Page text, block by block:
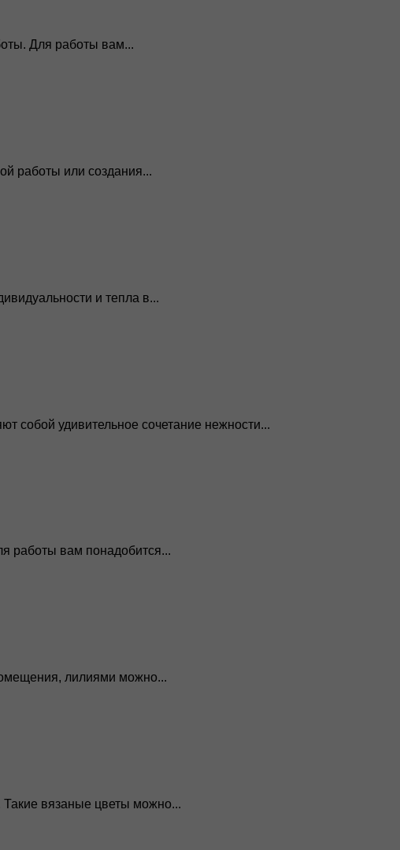
Для работы вам...
работы или создания...
и тепла в...
собой удивительное сочетание нежности...
работы вам понадобится...
лилиями можно...
Такие вязаные цветы можно...